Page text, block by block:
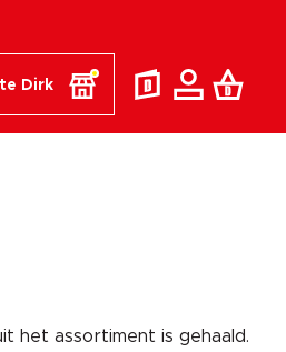
Dirk
het assortiment is gehaald.